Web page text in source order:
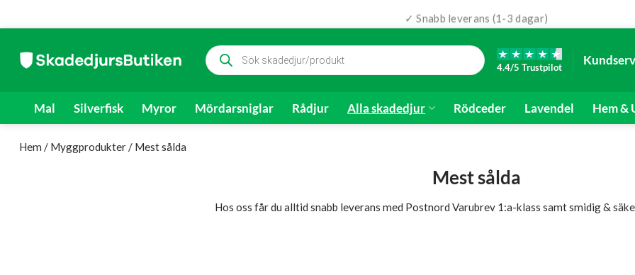
content
Produktsökning
4.4/5 Trustpilot
Mal Silverfisk Myror Mördarsniglar Rådjur Alla skadedjur Rödceder Lavendel Hem &
Hem / Myggprodukter/ Mest sålda
Mest sålda
Hos oss får du alltid snabb leverans med Postnord Varubrev 1:a-klass samt smidig &